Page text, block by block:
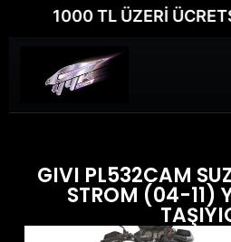
1000 TL ÜZERİ
GIVI PL532CAM
STROM (04-11)